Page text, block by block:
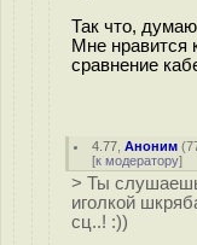
Так что,
Мне нравится
сравнение
4.77 ,Аноним (
[к модератору]
> Ты
иголкой
сц..! :))